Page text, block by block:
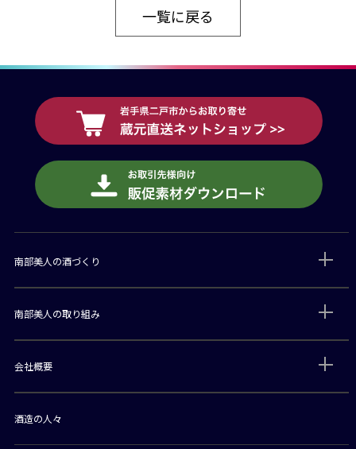
一覧に戻る
南部美人の酒づくり
南部美人の取り組み
会社概要
酒造の人々